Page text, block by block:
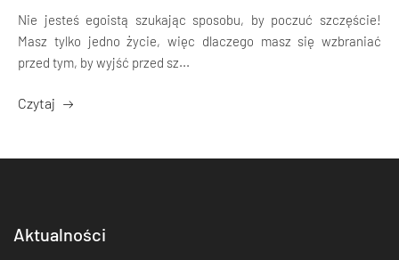
Nie jesteś egoistą szukając sposobu, by poczuć szczęście!
Masz tylko jedno życie, więc dlaczego masz się wzbraniać
przed tym, by wyjść przed sz...
Czytaj
Aktualności